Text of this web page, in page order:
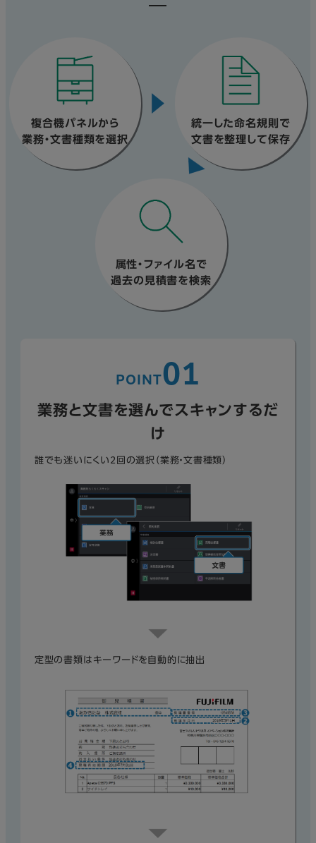
複合機パネルから
業務・文書種類を選択
統一した命名規則で
文書を整理して保存
属性・ファイル名で
過去の見積書を検索
POINT01
業務と文書を選んでスキャンするだ
け
誰でも迷いにくい2回の選択（業務・文書種類）
定型の書類はキーワードを自動的に抽出